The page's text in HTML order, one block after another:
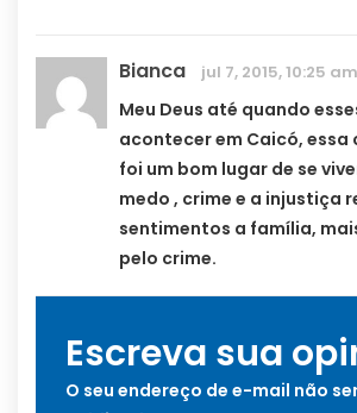
Bianca jul 7, 2015, 10:25 am
Meu Deus até quando
acontecer em Caicó, essa
foi um bom lugar de se
medo , crime e a injustiça
sentimentos a família,
pelo crime.
Escreva sua
O seu endereço de e-mail não